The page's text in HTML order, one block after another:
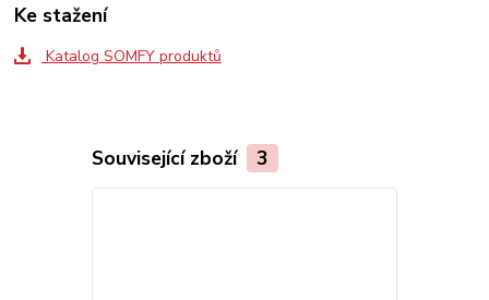
Ke stažení
Katalog SOMFY produktů
Související zboží 3